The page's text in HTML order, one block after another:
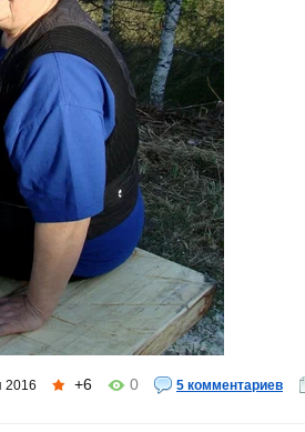
2016 +6 0
5 комментариев